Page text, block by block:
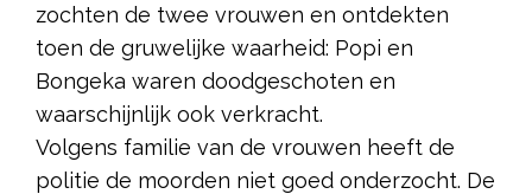
zochten de twee vrouwen en ontdekten
toen de gruwelijke waarheid: Popi en
Bongeka waren doodgeschoten en
waarschijnlijk ook verkracht.
Volgens familie van de vrouwen heeft de
politie de moorden niet goed onderzocht. De